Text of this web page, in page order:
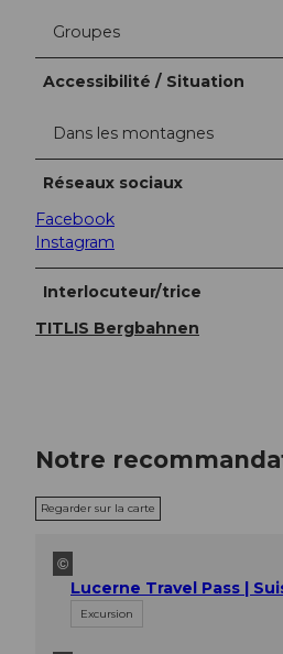
Groupes
Accessibilité / Situation
Dans les montagnes
Réseaux sociaux
Facebook
Instagram
Interlocuteur/trice
TITLIS Bergbahnen
Notre
Regarder sur la carte
©
Lucerne Travel Pass |
Excursion